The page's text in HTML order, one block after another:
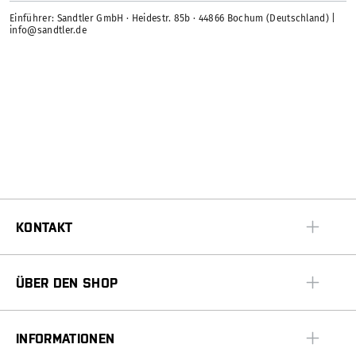
Einführer: Sandtler GmbH · Heidestr. 85b · 44866 Bochum (Deutschland) |
info@sandtler.de
KONTAKT
ÜBER DEN SHOP
INFORMATIONEN